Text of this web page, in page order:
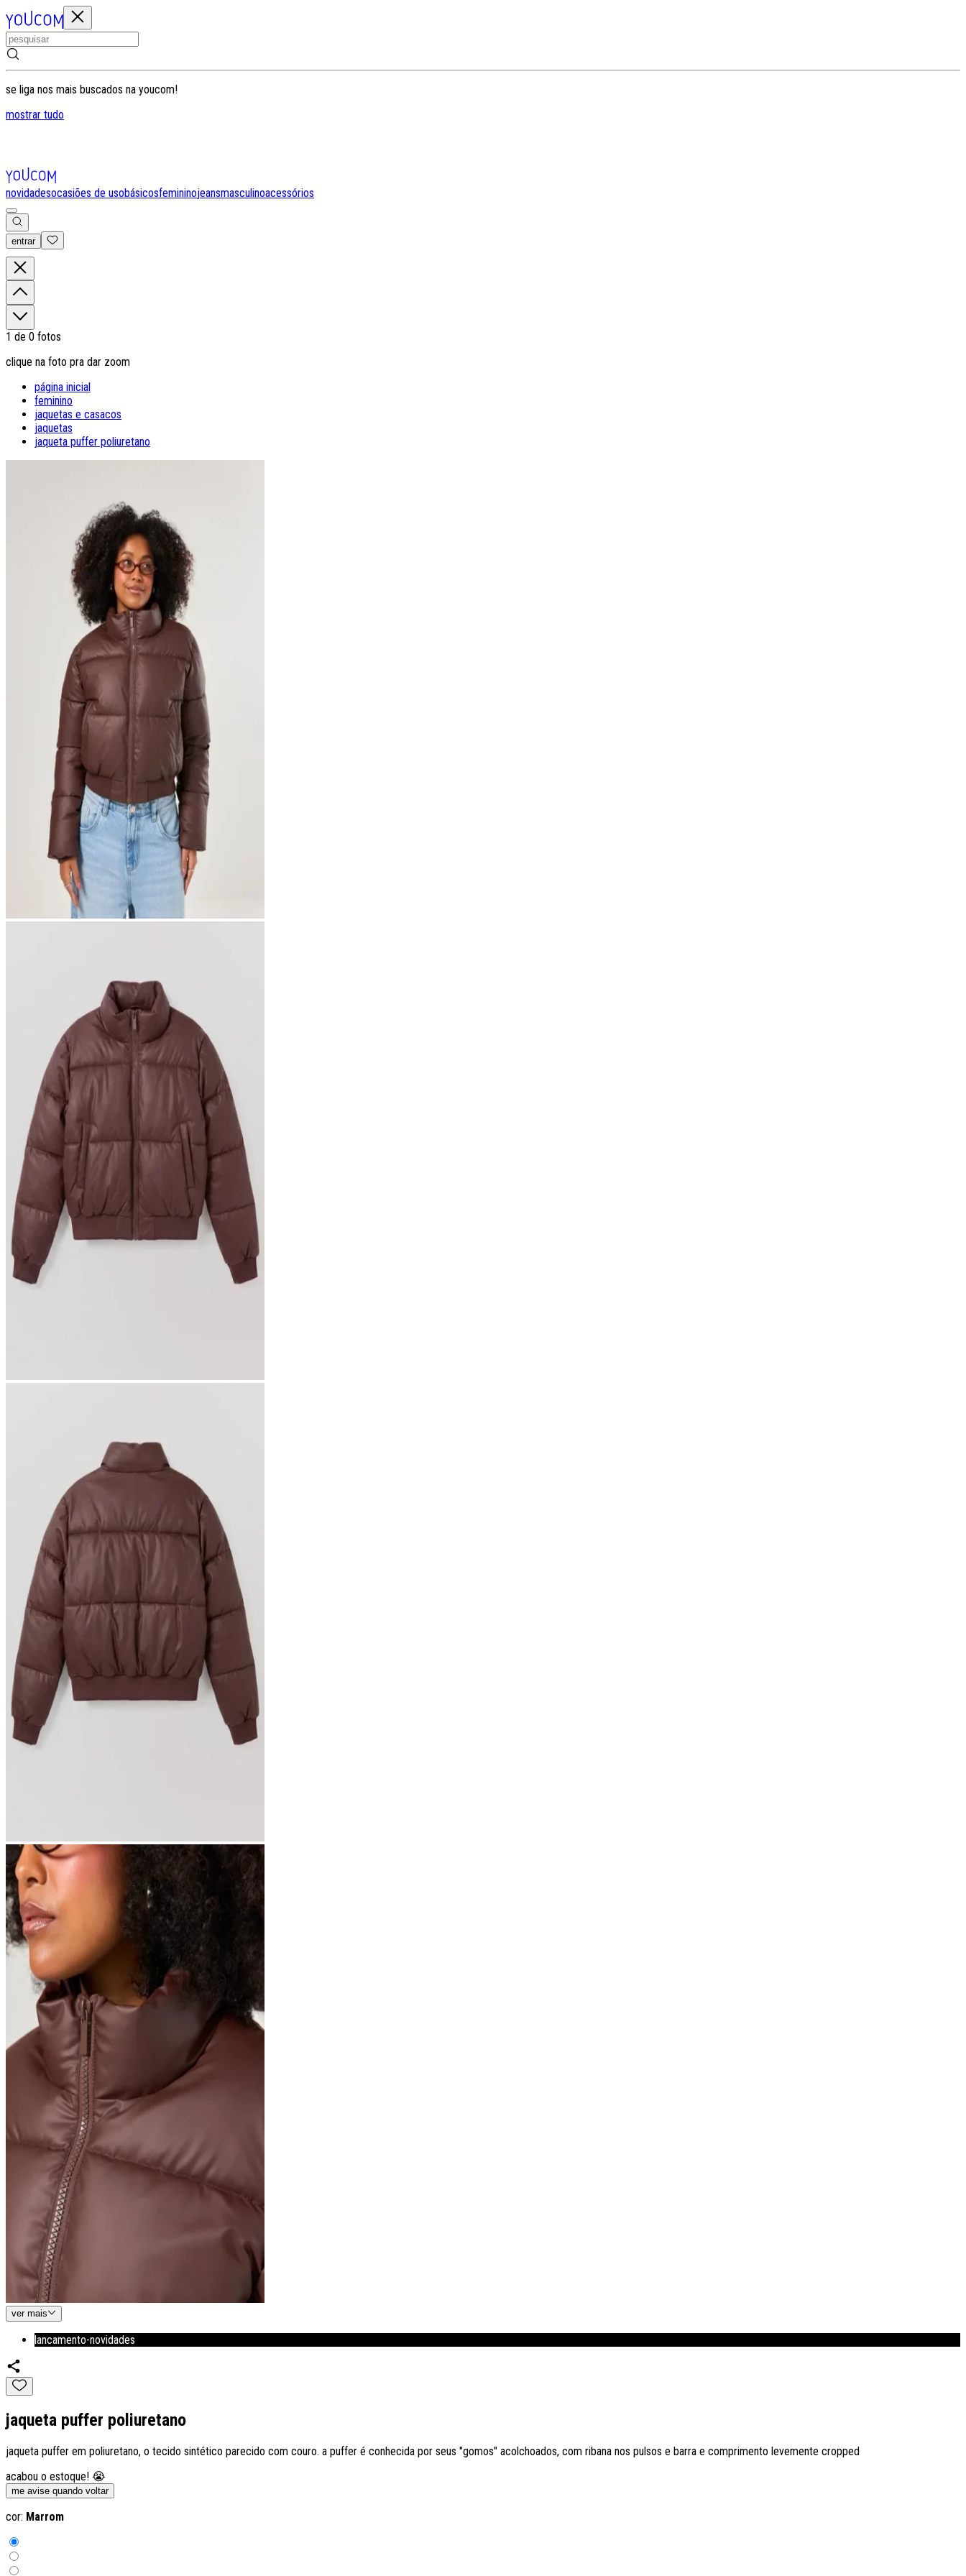
se liga nos mais buscados na youcom!
mostrar tudo
novidadesocasiões de usobásicosfemininojeansmasculinoacessórios
entrar
1 de 0 fotos
clique na foto pra dar zoom
página inicial
feminino
jaquetas e casacos
jaquetas
jaqueta puffer poliuretano
ver mais
lancamento-novidades
jaqueta puffer poliuretano
jaqueta puffer em poliuretano, o tecido sintético parecido com couro. a puffer é conhecida por seus "gomos" acolchoados, com ribana nos pulsos e barra e comprimento levemente cropped
acabou o estoque! 😭
me avise quando voltar
cor: Marrom